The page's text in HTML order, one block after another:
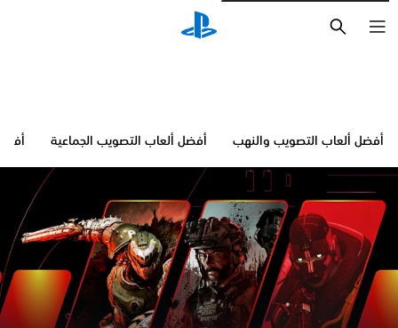
أفضل ألعاب التصويب والنهب أفضل ألعاب التصويب الجماعية